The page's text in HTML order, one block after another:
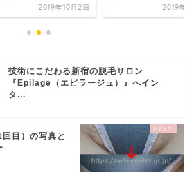
2019年8月7日 2019年8
技術にこだわる新宿の脱毛サロン
『Epilage（エピラージュ）』へイン
タ...
目）の写真と